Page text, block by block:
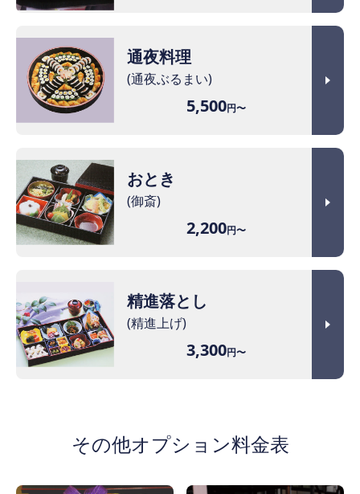
通夜料理
(通夜ぶるまい)
5,500円〜
おとき
(御斎)
2,200円〜
精進落とし
(精進上げ)
3,300円〜
その他オプション料金表